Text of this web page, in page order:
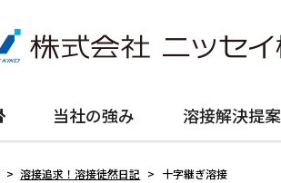
当社の強み 溶接解決提案
> 溶接追求！溶接徒然日記 > 十字継ぎ溶接